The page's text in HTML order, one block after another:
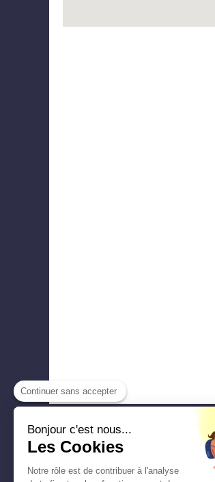
METALLERIE
METALLERIE Courcelle
Continuer sans accepter
Bonjour c'est nous...
Les Cookies
Notre rôle est de contribuer à l'analyse